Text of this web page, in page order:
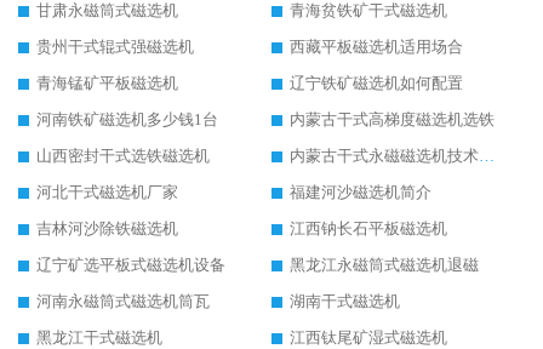
甘肃永磁筒式磁选机
青海贫铁矿干式磁选机
贵州干式辊式强磁选机
西藏平板磁选机适用场合
青海锰矿平板磁选机
辽宁铁矿磁选机如何配置
河南铁矿磁选机多少钱1台
内蒙古干式高梯度磁选机选铁
山西密封干式选铁磁选机
内蒙古干式永磁磁选机技术要求
河北干式磁选机厂家
福建河沙磁选机简介
吉林河沙除铁磁选机
江西钠长石平板磁选机
辽宁矿选平板式磁选机设备
黑龙江永磁筒式磁选机退磁
河南永磁筒式磁选机筒瓦
湖南干式磁选机
黑龙江干式磁选机
江西钛尾矿湿式磁选机